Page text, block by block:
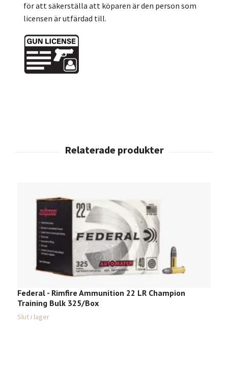
för att säkerställa att köparen är den person som
licensen är utfärdad till.
Federal - Rimfire Ammunition 22 LR Champion
Training Bulk 325/Box
Slut i lager